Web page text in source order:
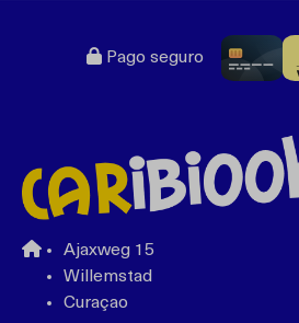
Pago seguro
Ajaxweg 15
Willemstad
Curaçao